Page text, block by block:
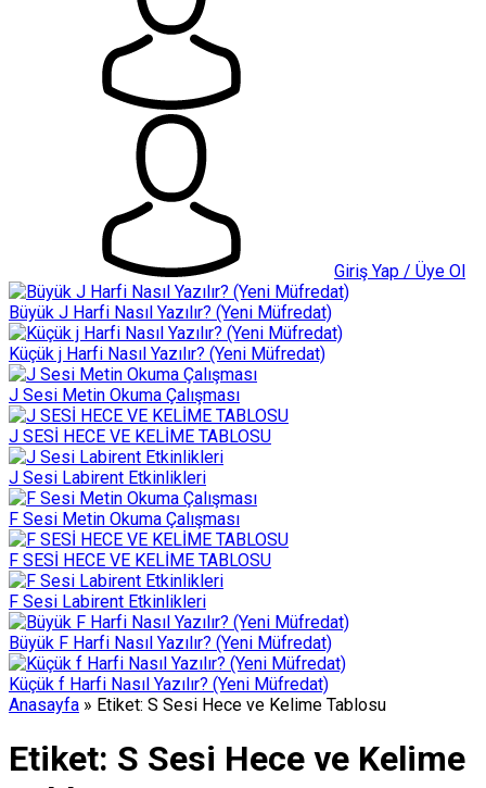
Giriş Yap / Üye Ol
Büyük J Harfi Nasıl Yazılır? (Yeni Müfredat)
Küçük j Harfi Nasıl Yazılır? (Yeni Müfredat)
J Sesi Metin Okuma Çalışması
J SESİ HECE VE KELİME TABLOSU
J Sesi Labirent Etkinlikleri
F Sesi Metin Okuma Çalışması
F SESİ HECE VE KELİME TABLOSU
F Sesi Labirent Etkinlikleri
Büyük F Harfi Nasıl Yazılır? (Yeni Müfredat)
Küçük f Harfi Nasıl Yazılır? (Yeni Müfredat)
Anasayfa » Etiket: S Sesi Hece ve Kelime Tablosu
Etiket: S Sesi Hece ve Kelime